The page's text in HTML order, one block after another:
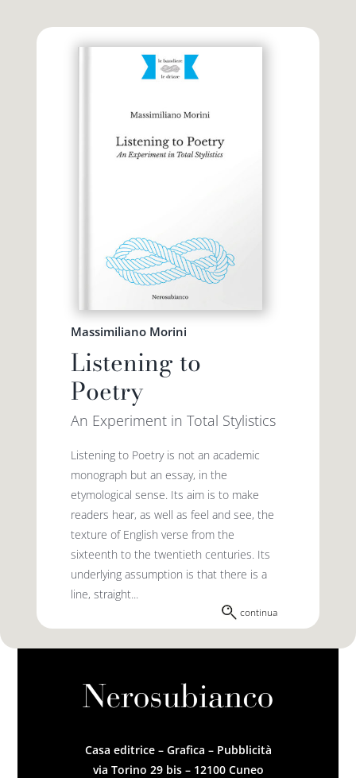
Massimiliano Morini
Listening to
Poetry
An Experiment in Total Stylistics
Listening to Poetry is not an academic
monograph but an essay, in the
etymological sense. Its aim is to make
readers hear, as well as feel and see, the
texture of English verse from the
sixteenth to the twentieth centuries. Its
underlying assumption is that there is a
line, straight...
continua
Casa editrice – Grafica – Pubblicità
via Torino 29 bis – 12100 Cuneo